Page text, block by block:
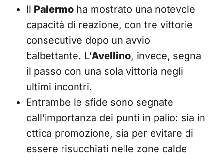
Il Palermo ha mostrato una notevole
capacità di reazione, con tre vittorie
consecutive dopo un avvio
balbettante. L’Avellino, invece, segna
il passo con una sola vittoria negli
ultimi incontri.
Entrambe le sfide sono segnate
dall’importanza dei punti in palio: sia in
ottica promozione, sia per evitare di
essere risucchiati nelle zone calde